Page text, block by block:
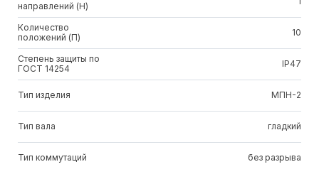
направлений (Н)
Количество
положений (П)
10
Степень защиты по
ГОСТ 14254
IP47
Тип изделия МПН-2
Тип вала гладкий
Тип коммутаций без разрыва